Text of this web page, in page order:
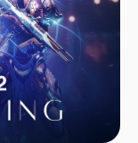
혈투가 벌어지고 있는
다.